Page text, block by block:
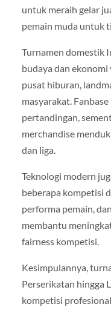
untuk meraih gelar
pemain muda untuk
Turnamen domestik
budaya dan ekonomi
pusat hiburan,
masyarakat.
pertandingan,
merchandise
dan liga.
Teknologi modern
beberapa kompetisi
performa pemain,
membantu
fairness kompetisi.
Kesimpulannya,
Perserikatan hingga
kompetisi